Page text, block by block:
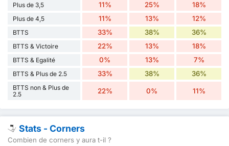
Plus de 3,5 11% 25% 18%
Plus de 4,5 11% 13% 12%
BTTS 33% 38% 36%
BTTS & Victoire 22% 13% 18%
BTTS & Egalité 0% 13% 7%
BTTS & Plus de 2.5 33% 38% 36%
BTTS non & Plus de
2.5
22% 0% 11%
Stats - Corners
Combien de corners y aura t-il ?